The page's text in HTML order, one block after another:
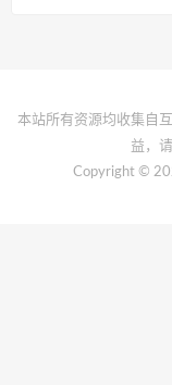
本站所有资源均收集自
益，
Copyright ©